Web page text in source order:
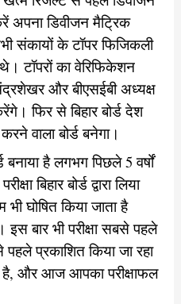
अपना डिवीजन मैट्रिक
संकायों के टॉपर फिजिकली
टॉपरों का वेरिफिकेशन
और बीएसईबी अध्यक्ष
फिर से बिहार बोर्ड देश
वाला बोर्ड बनेगा।
बनाया है लगभग पिछले 5 वर्षों
बिहार बोर्ड द्वारा लिया
घोषित किया जाता है
बार भी परीक्षा सबसे पहले
प्रकाशित किया जा रहा
है, और आज आपका परीक्षाफल